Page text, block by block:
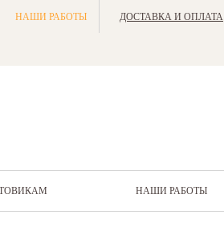
НАШИ РАБОТЫ ДОСТАВКА И ОПЛАТА
НАШИ РАБОТЫ